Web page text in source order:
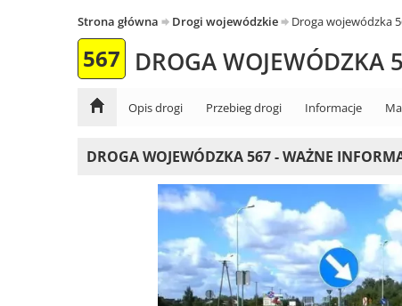
Strona główna Drogi wojewódzkie Droga wojewódzka
567 DROGA WOJEWÓDZKA
Opis drogi Przebieg drogi Informacje
DROGA WOJEWÓDZKA 567 - WAŻNE